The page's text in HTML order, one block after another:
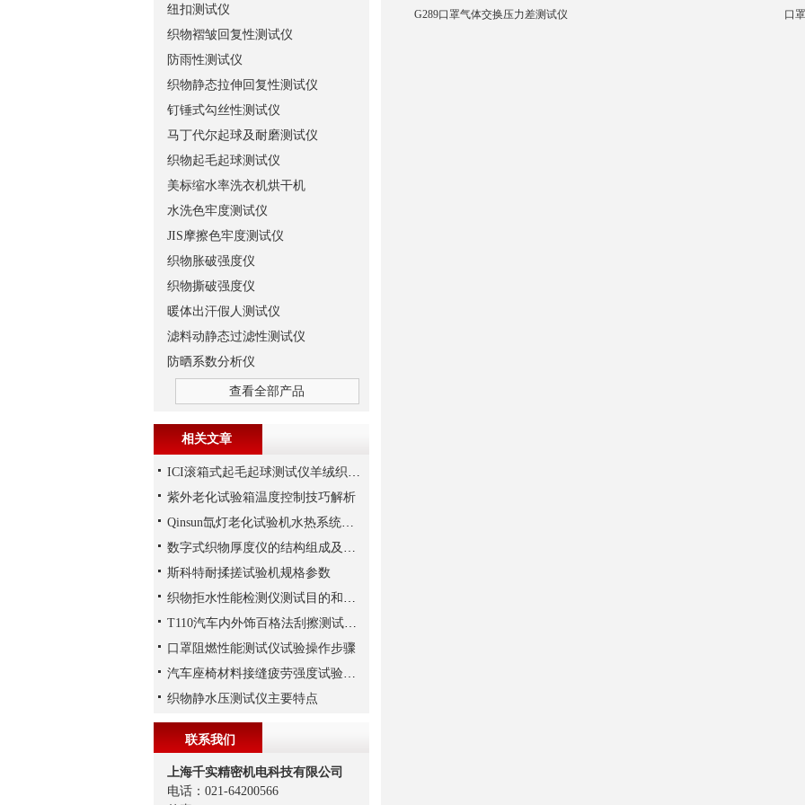
G289口罩气体交换压力差测试仪
口
纽扣测试仪
织物褶皱回复性测试仪
防雨性测试仪
织物静态拉伸回复性测试仪
钉锤式勾丝性测试仪
马丁代尔起球及耐磨测试仪
织物起毛起球测试仪
美标缩水率洗衣机烘干机
水洗色牢度测试仪
JIS摩擦色牢度测试仪
织物胀破强度仪
织物撕破强度仪
暖体出汗假人测试仪
滤料动静态过滤性测试仪
防晒系数分析仪
查看全部产品
相关文章
ICI滚箱式起毛起球测试仪羊绒织物起球性实验
紫外老化试验箱温度控制技巧解析
Qinsun氙灯老化试验机水热系统循环
数字式织物厚度仪的结构组成及应用场景
斯科特耐揉搓试验机规格参数
织物拒水性能检测仪测试目的和范围是什么
T110汽车内外饰百格法刮擦测试仪操作步骤
口罩阻燃性能测试仪试验操作步骤
汽车座椅材料接缝疲劳强度试验机测试原理
织物静水压测试仪主要特点
联系我们
上海千实精密机电科技有限公司
电话：021-64200566